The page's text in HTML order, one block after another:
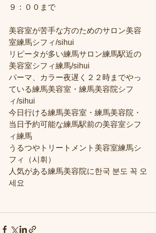
９：００まで
美容室が苦手な方のためのサロン美容
室練馬シフィ/sihui
リピータが多い練馬サロン練馬駅近の
美容室シフィ練馬/sihui
パーマ、カラー夜遅く２２時までやっ
ている練馬美容室・練馬美容院シフ
ィ/sihui
今日行ける練馬美容室・練馬美容院・
当日予約可能な練馬駅前の美容室シフ
ィ練馬
うるつやトリートメント美容室練馬シ
フィ（시휘）
人気がある練馬美容院に한국 분도 꼭 오
세요